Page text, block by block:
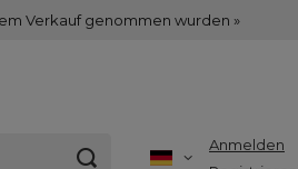
Verkauf genommen wurden »
Anmelden